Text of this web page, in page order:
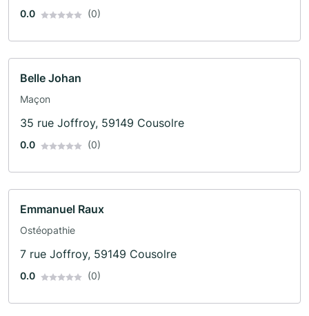
0.0 (0)
Belle Johan
Maçon
35 rue Joffroy, 59149 Cousolre
0.0 (0)
Emmanuel Raux
Ostéopathie
7 rue Joffroy, 59149 Cousolre
0.0 (0)